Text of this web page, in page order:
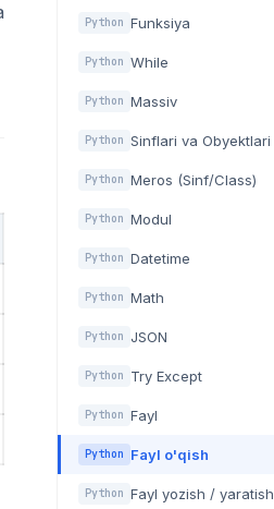
Python Funksiya
Python While
Python Massiv
Python Sinflari va Obyektlari
Python Meros (Sinf/Class)
Python Modul
Python Datetime
Python Math
Python JSON
Python Try Except
Python Fayl
Python Fayl o'qish
Python Fayl yozish / yaratish